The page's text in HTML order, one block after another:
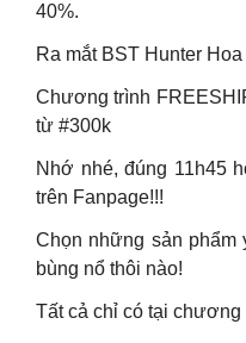
40%.
Ra mắt BST Hunter
Chương trình
từ #300k
Nhớ nhé, đúng 11h45
trên Fanpage!!!
Chọn những sản phẩm
bùng nổ thôi nào!
Tất cả chỉ có tại chương